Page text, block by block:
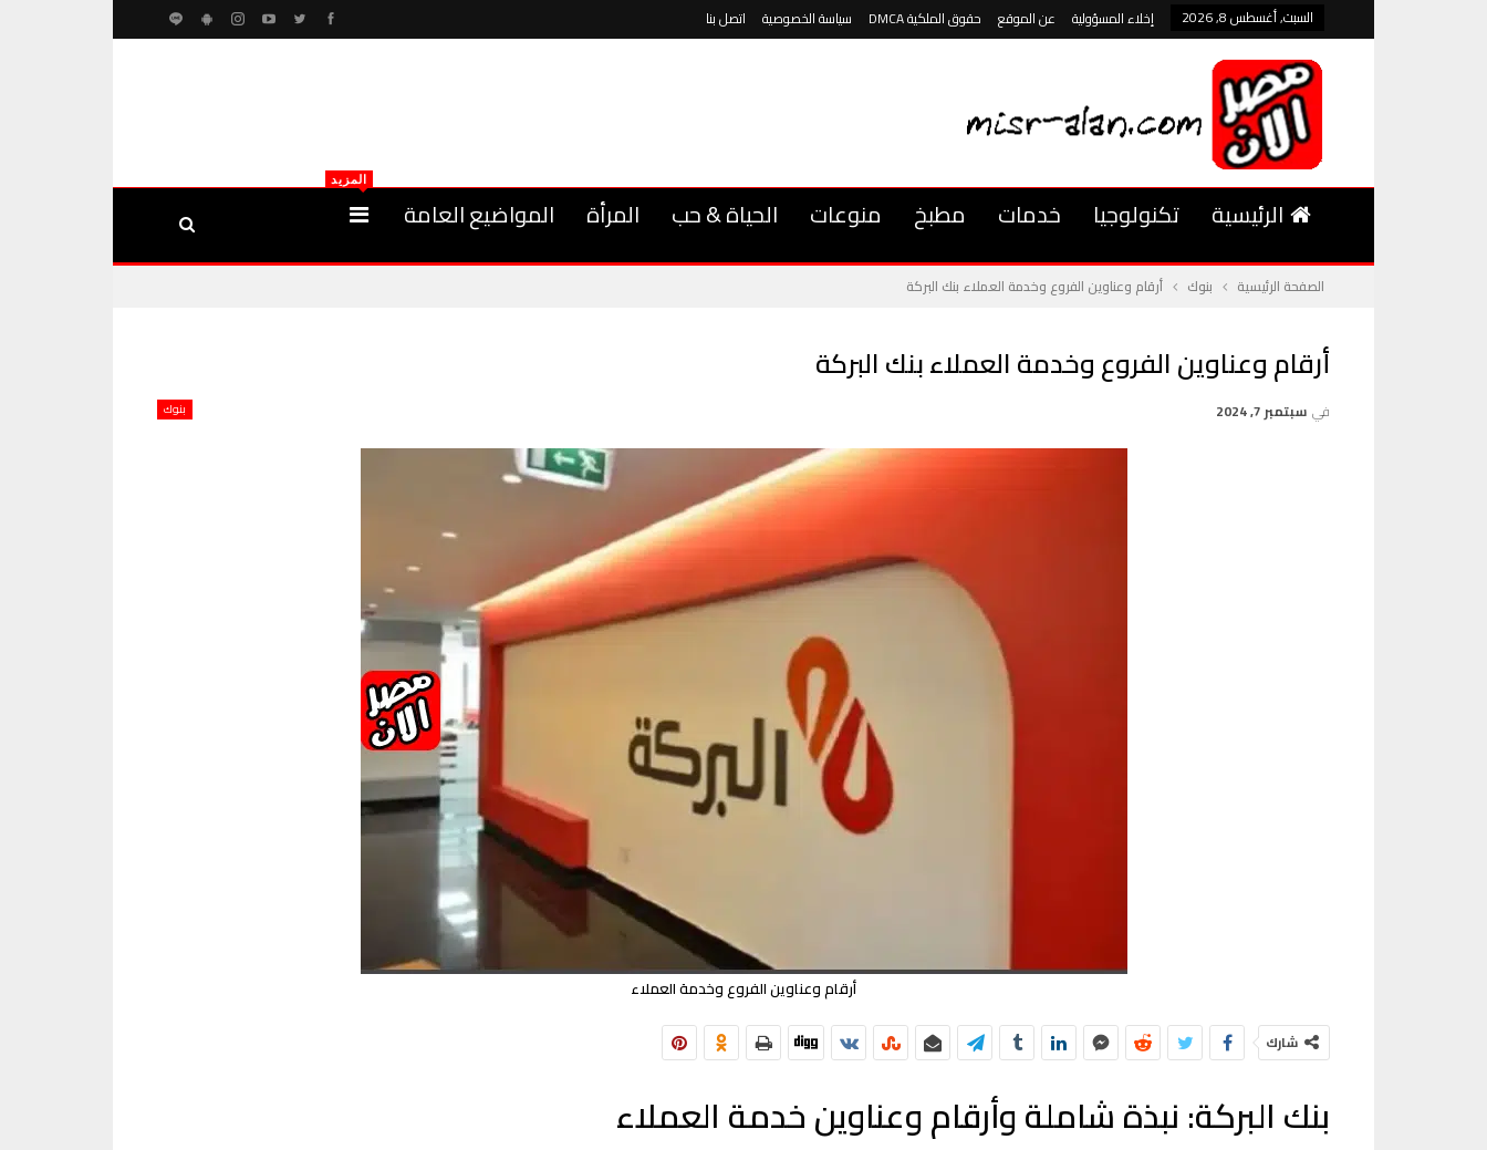
السبت, أغسطس 8, 2026 إخلاء المسؤولية عن الموقع حقوق الملكية DMCA سياسة الخصوصية اتصل بنا
الرئيسية تكنولوجيا خدمات مطبخ منوعات الحياة & حب المرأة المواضيع العامة
المزيد
الصفحة الرئيسية بنوك أرقام وعناوين الفروع وخدمة العملاء بنك البركة
أرقام وعناوين الفروع وخدمة العملاء بنك البركة
بنوك في سبتمبر 7, 2024
أرقام وعناوين الفروع وخدمة العملاء
شارك
بنك البركة: نبذة شاملة وأرقام وعناوين خدمة العملاء